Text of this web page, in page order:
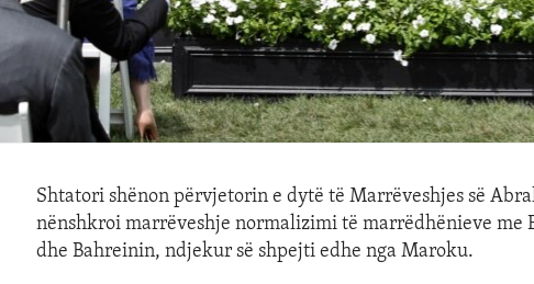
Shtatori shënon përvjetorin e dytë të Marrëveshjes së
nënshkroi marrëveshje normalizimi të marrëdhënieve me
dhe Bahreinin, ndjekur së shpejti edhe nga Maroku.